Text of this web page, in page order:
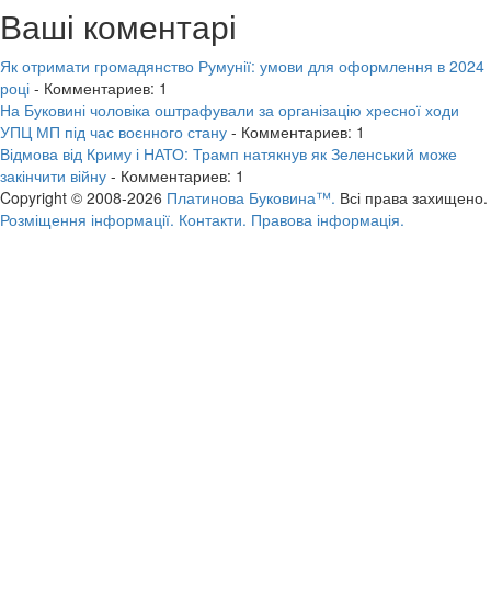
Ваші коментарі
Як отримати громадянство Румунії: умови для оформлення в 2024
році - Комментариев: 1
На Буковині чоловіка оштрафували за організацію хресної ходи
УПЦ МП під час воєнного стану - Комментариев: 1
Відмова від Криму і НАТО: Трамп натякнув як Зеленський може
закінчити війну - Комментариев: 1
Copyright © 2008-2026 Платинова Буковина™. Всі права захищено.
Розміщення інформації. Контакти. Правова інформація.